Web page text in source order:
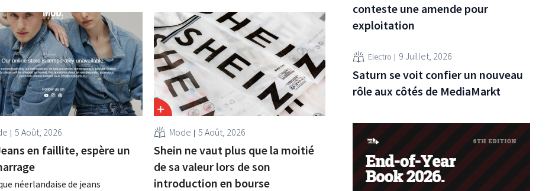
5 Août, 2026
en faillite, espère un
néerlandaise de jeans
Mode 5 Août, 2026
Shein ne vaut plus que la moitié
de sa valeur lors de son
introduction en bourse
conteste une amende pour
exploitation
Electro 9 Juillet, 2026
Saturn se voit confier un nouveau
rôle aux côtés de MediaMarkt